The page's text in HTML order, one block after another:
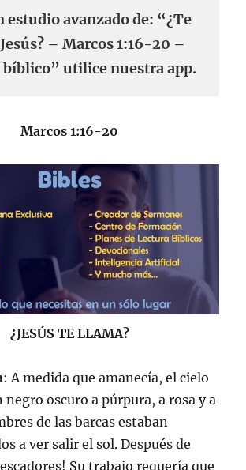
estudio avanzado de: “¿Te
– Marcos 1:16-20 –
utilice nuestra app.
Marcos 1:16-20
¿JESÚS TE LLAMA?
: A medida que amanecía, el cielo
negro oscuro a púrpura, a rosa y a
de las barcas estaban
a ver salir el sol. Después de
Su trabajo requería que